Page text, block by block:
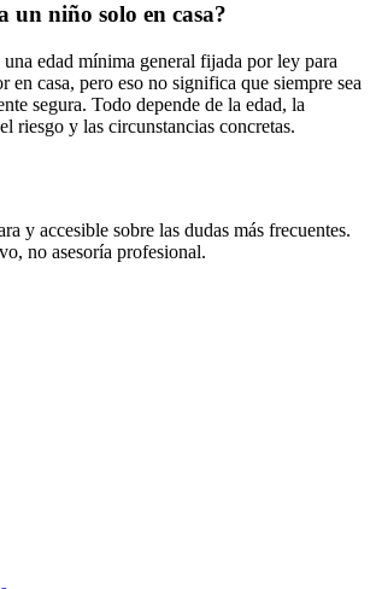
un niño solo en casa?
edad mínima general fijada por ley para
en casa, pero eso no significa que siempre sea
segura. Todo depende de la edad, la
riesgo y las circunstancias concretas.
y accesible sobre las dudas más frecuentes.
no asesoría profesional.